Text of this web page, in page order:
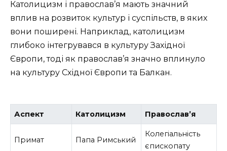
Католицизм і православ’я мають значний
вплив на розвиток культур і суспільств, в яких
вони поширені. Наприклад, католицизм
глибоко інтегрувався в культуру Західної
Європи, тоді як православ’я значно вплинуло
на культуру Східної Європи та Балкан.
Аспект Католицизм Православ’я
Примат Папа Римський
Колегіальність
єпископату